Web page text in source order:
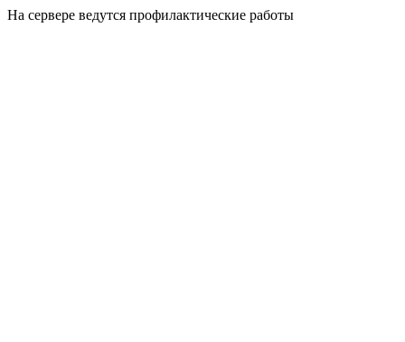
На сервере ведутся профилактические работы